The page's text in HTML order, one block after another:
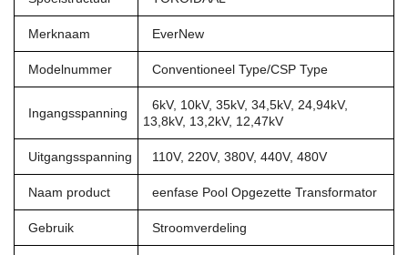
Merknaam EverNew
Modelnummer Conventioneel Type/CSP Type
Ingangsspanning
6kV, 10kV, 35kV, 34,5kV, 24,94kV,
13,8kV, 13,2kV, 12,47kV
Uitgangsspanning 110V, 220V, 380V, 440V, 480V
Naam product eenfase Pool Opgezette Transformator
Gebruik Stroomverdeling